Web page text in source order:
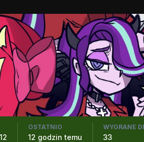
OSTATNIO
12 godzin temu
WYGRANE
33